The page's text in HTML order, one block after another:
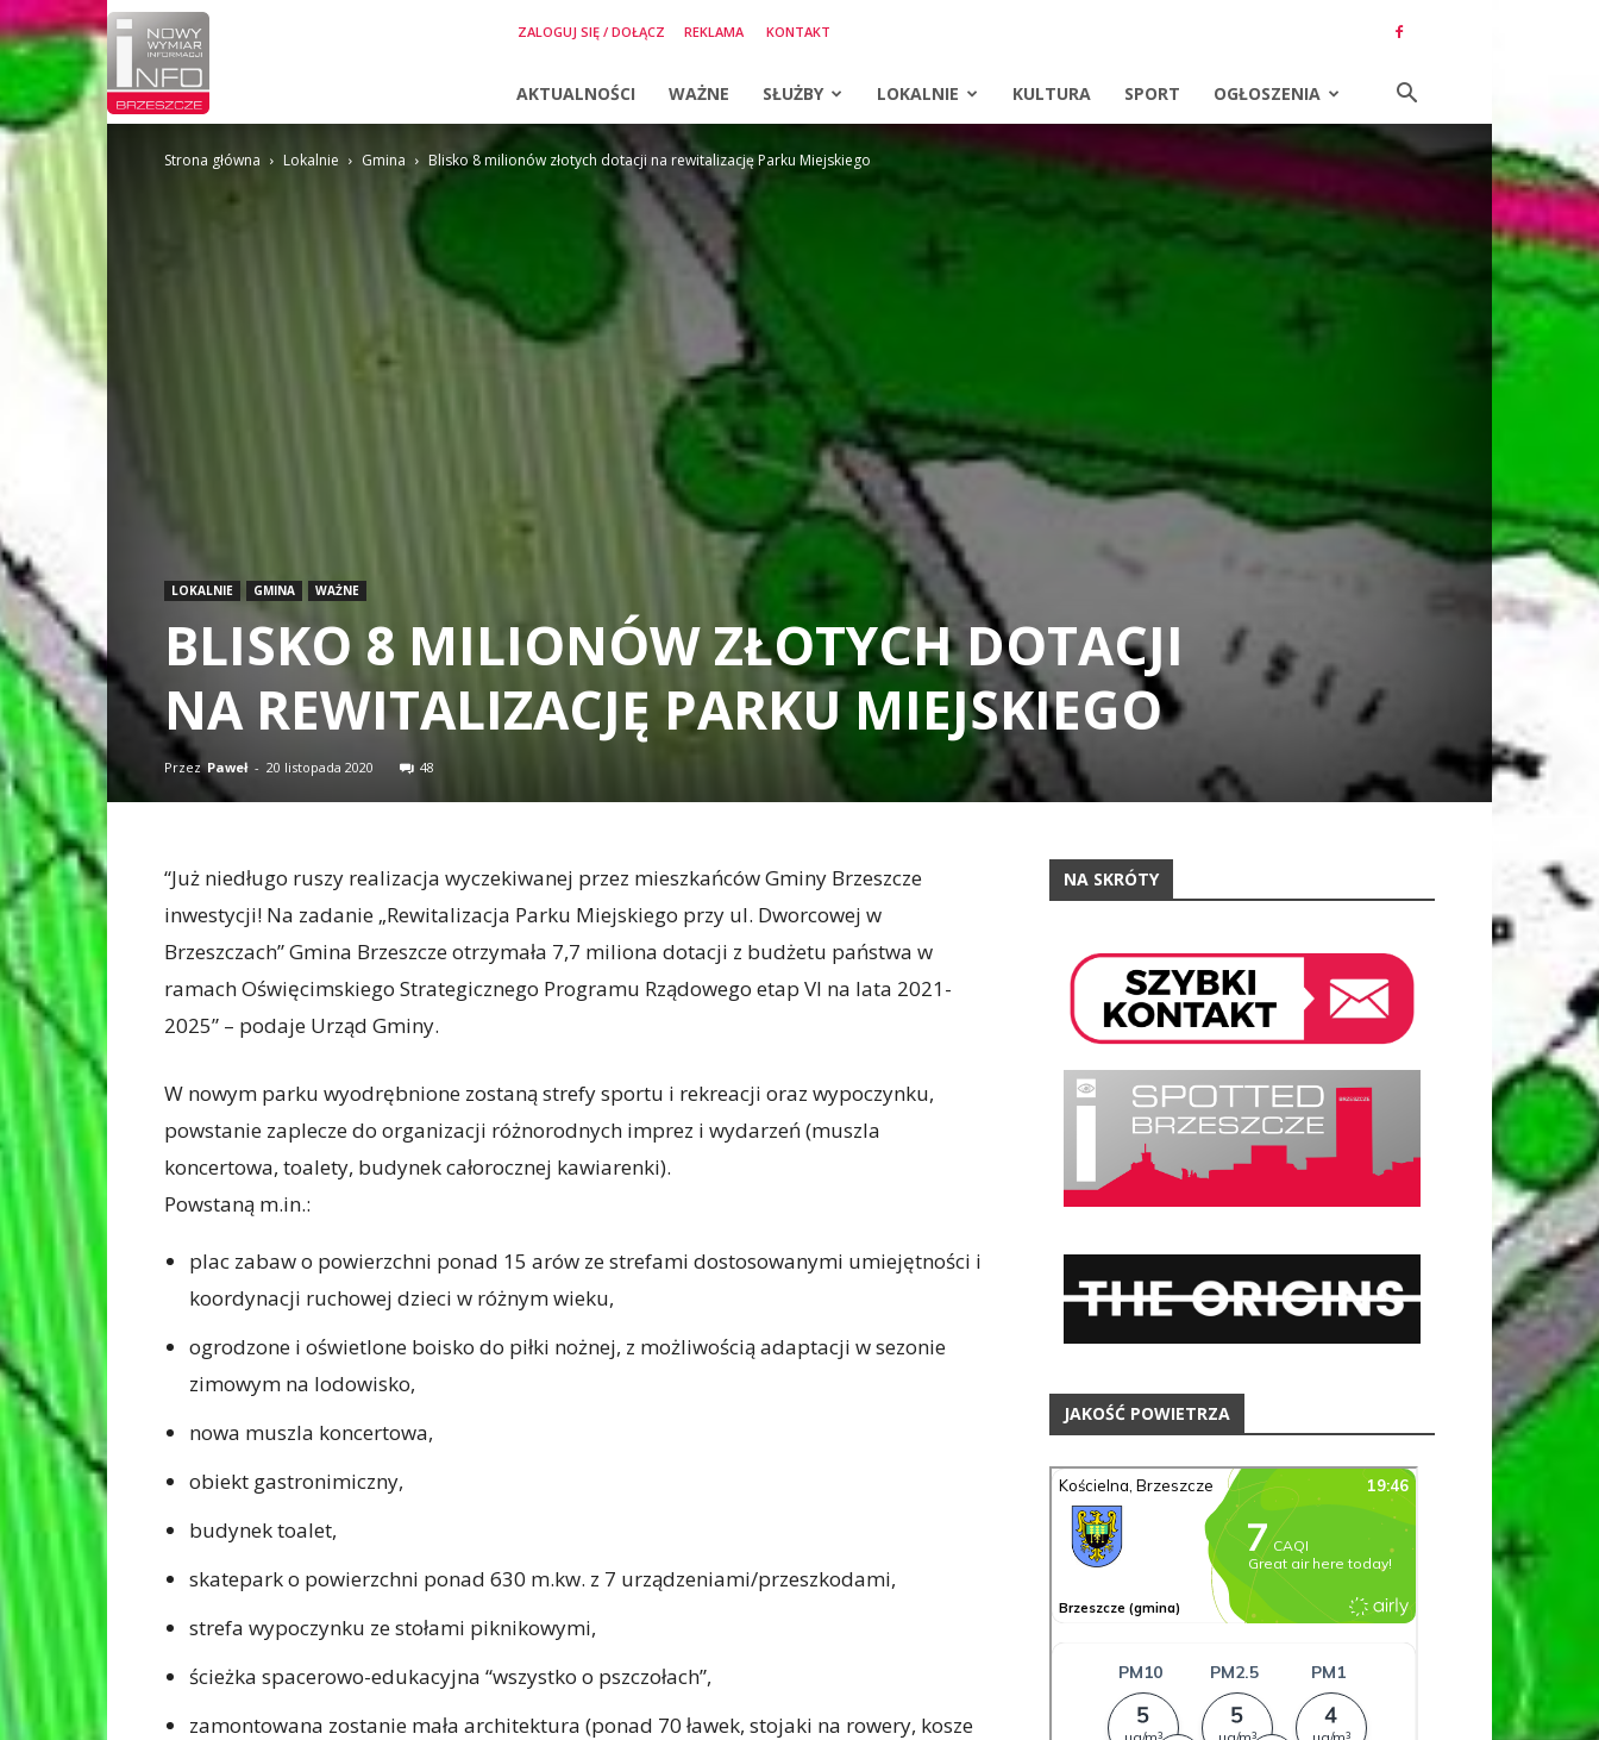
InfoBrzeszcze.pl
ZALOGUJ SIĘ / DOŁĄCZ REKLAMA KONTAKT
AKTUALNOŚCI WAŻNE SŁUŻBY LOKALNIE KULTURA SPORT OGŁOSZENIA
Strona główna Lokalnie Gmina Blisko 8 milionów złotych dotacji na rewitalizację Parku Miejskiego
LOKALNIE GMINA WAŻNE
BLISKO 8 MILIONÓW ZŁOTYCH DOTACJI
NA REWITALIZACJĘ PARKU MIEJSKIEGO
Przez Paweł - 20 listopada 2020 48
“Już niedługo ruszy realizacja wyczekiwanej przez mieszkańców Gminy Brzeszcze
inwestycji! Na zadanie „Rewitalizacja Parku Miejskiego przy ul. Dworcowej w
Brzeszczach” Gmina Brzeszcze otrzymała 7,7 miliona dotacji z budżetu państwa w
ramach Oświęcimskiego Strategicznego Programu Rządowego etap VI na lata 2021-
2025” – podaje Urząd Gminy.
W nowym parku wyodrębnione zostaną strefy sportu i rekreacji oraz wypoczynku,
powstanie zaplecze do organizacji różnorodnych imprez i wydarzeń (muszla
koncertowa, toalety, budynek całorocznej kawiarenki).
Powstaną m.in.:
plac zabaw o powierzchni ponad 15 arów ze strefami dostosowanymi umiejętności i
koordynacji ruchowej dzieci w różnym wieku,
ogrodzone i oświetlone boisko do piłki nożnej, z możliwością adaptacji w sezonie
zimowym na lodowisko,
nowa muszla koncertowa,
obiekt gastronimiczny,
budynek toalet,
skatepark o powierzchni ponad 630 m.kw. z 7 urządzeniami/przeszkodami,
strefa wypoczynku ze stołami piknikowymi,
ścieżka spacerowo-edukacyjna “wszystko o pszczołach”,
zamontowana zostanie mała architektura (ponad 70 ławek, stojaki na rowery, kosze
NA SKRÓTY
JAKOŚĆ POWIETRZA